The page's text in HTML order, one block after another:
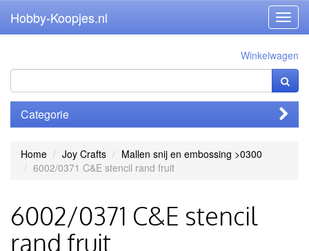
Hobby-Koopjes.nl
Winkelwagen
Categorie
Home Joy Crafts
Mallen snij en embossing >0300
6002/0371 C&E stencil rand fruit
6002/0371 C&E stencil
rand fruit